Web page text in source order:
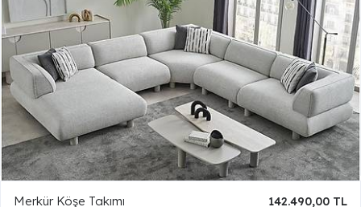
Merkür Köşe Takımı 142.490,00 TL